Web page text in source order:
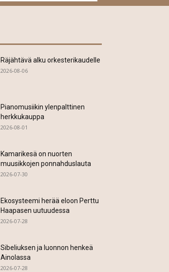
Räjähtävä alku orkesterikaudelle
2026-08-06
Pianomusiikin ylenpalttinen
herkkukauppa
2026-08-01
Kamarikesä on nuorten
muusikkojen ponnahduslauta
2026-07-30
Ekosysteemi herää eloon Perttu
Haapasen uutuudessa
2026-07-28
Sibeliuksen ja luonnon henkeä
Ainolassa
2026-07-28